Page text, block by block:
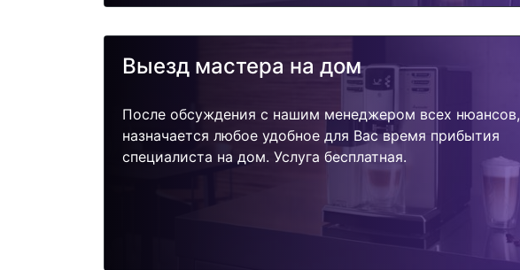
Выезд мастера на дом
После обсуждения с нашим менеджером всех нюансов,
назначается любое удобное для Вас время прибытия
специалиста на дом. Услуга бесплатная.